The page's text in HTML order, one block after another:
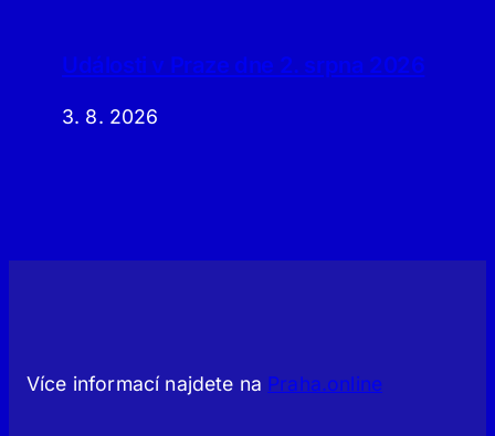
Události v Praze dne 2. srpna 2026
3. 8. 2026
Více informací najdete na Praha.online